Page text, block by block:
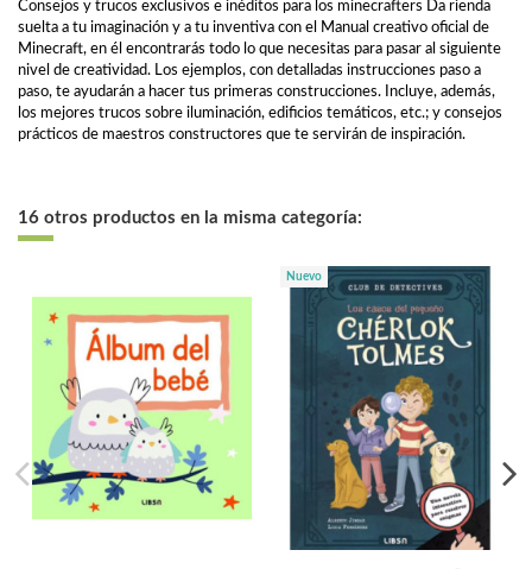
Consejos y trucos exclusivos e inéditos para los minecrafters Da rienda
suelta a tu imaginación y a tu inventiva con el Manual creativo oficial de
Minecraft, en él encontrarás todo lo que necesitas para pasar al siguiente
nivel de creatividad. Los ejemplos, con detalladas instrucciones paso a
paso, te ayudarán a hacer tus primeras construcciones. Incluye, además,
los mejores trucos sobre iluminación, edificios temáticos, etc.; y consejos
prácticos de maestros constructores que te servirán de inspiración.
16 otros productos en la misma categoría:
Nuevo